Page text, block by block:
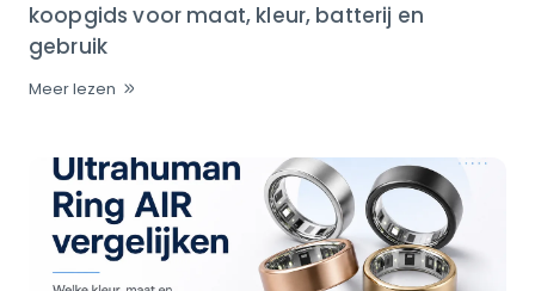
koopgids voor maat, kleur, batterij en
gebruik
Meer lezen